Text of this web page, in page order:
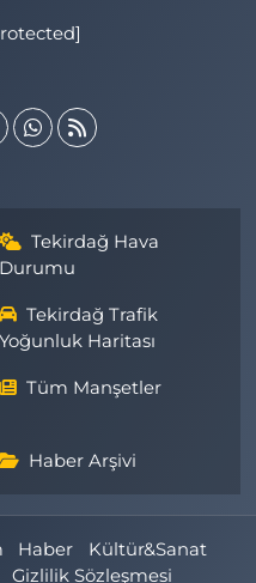
Tekirdağ Hava
Durumu
Tekirdağ Trafik
Yoğunluk Haritası
Tüm Manşetler
Haber Arşivi
Haber
Kültür&Sanat
Gizlilik Sözleşmesi